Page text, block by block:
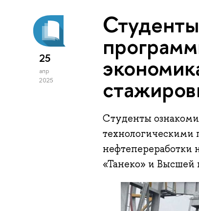
25
апр
2025
Студенты
технологическими
нефтепереработки
«Танеко» и